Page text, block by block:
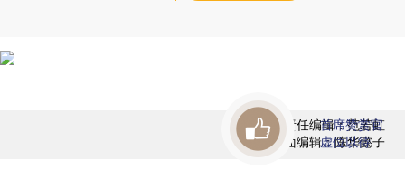
责任编辑：范若虹
版面编辑：陈华懿子
首席赞赏官
虚位以待